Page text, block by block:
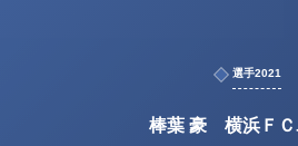
選手2021
棒葉 豪 横浜ＦＣ